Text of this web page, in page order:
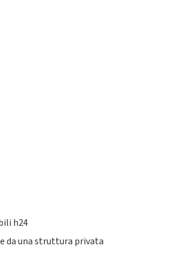
h24
da una struttura privata